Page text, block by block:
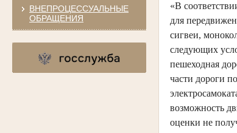
ВНЕПРОЦЕССУАЛЬНЫЕ
ОБРАЩЕНИЯ
«В
для
сигвеи,
следующих
пешеходная
части дороги
возможность
оценки не